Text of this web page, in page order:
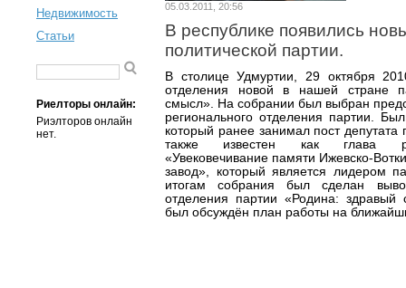
Недвижимость
Статьи
Риелторы онлайн:
Риэлторов онлайн
нет.
05.03.2011, 20:56
В республике появились
политической партии.
В столице Удмуртии, 29 октября
отделения новой в нашей стране
смысл». На собрании был выбран
регионального отделения партии.
который ранее занимал пост
также известен как глава
«Увековечивание памяти Ижевско-
завод», который является лидером
итогам собрания был сделан
отделения партии «Родина:
был обсуждён план работы на